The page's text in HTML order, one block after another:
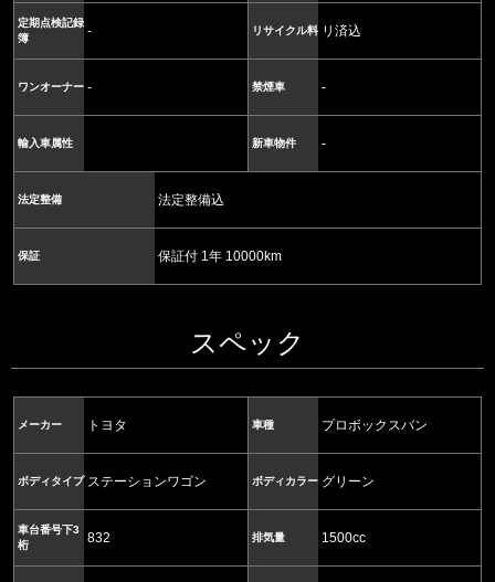
定期点検記録
簿
- リサイクル料 リ済込
ワンオーナー - 禁煙車 -
輸入車属性 新車物件 -
法定整備 法定整備込
保証 保証付 1年 10000km
スペック
メーカー トヨタ 車種 プロボックスバン
ボディタイプ ステーションワゴン ボディカラー グリーン
車台番号下3
桁
832 排気量 1500cc